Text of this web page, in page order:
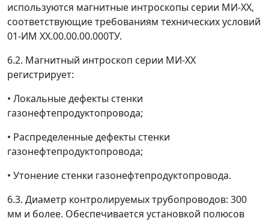
используются магнитные интроскопы серии МИ-XX,
соответствующие требованиям технических условий
01-ИМ ХХ.00.00.00.000ТУ.
6.2. Магнитный интроскоп серии МИ-XX
регистрирует:
• Локальные дефекты стенки
газонефтепродуктопровода;
• Распределенные дефекты стенки
газонефтепродуктопровода;
• Утонение стенки газонефтепродуктопровода.
6.3. Диаметр контролируемых трубопроводов: 300
мм и более. Обеспечивается установкой полюсов